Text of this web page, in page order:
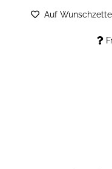
Auf Wunschzettel